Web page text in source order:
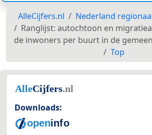
AlleCijfers.nl Nederland
Ranglijst: autochtoon en
de inwoners per buurt in de
Top
Downloads: